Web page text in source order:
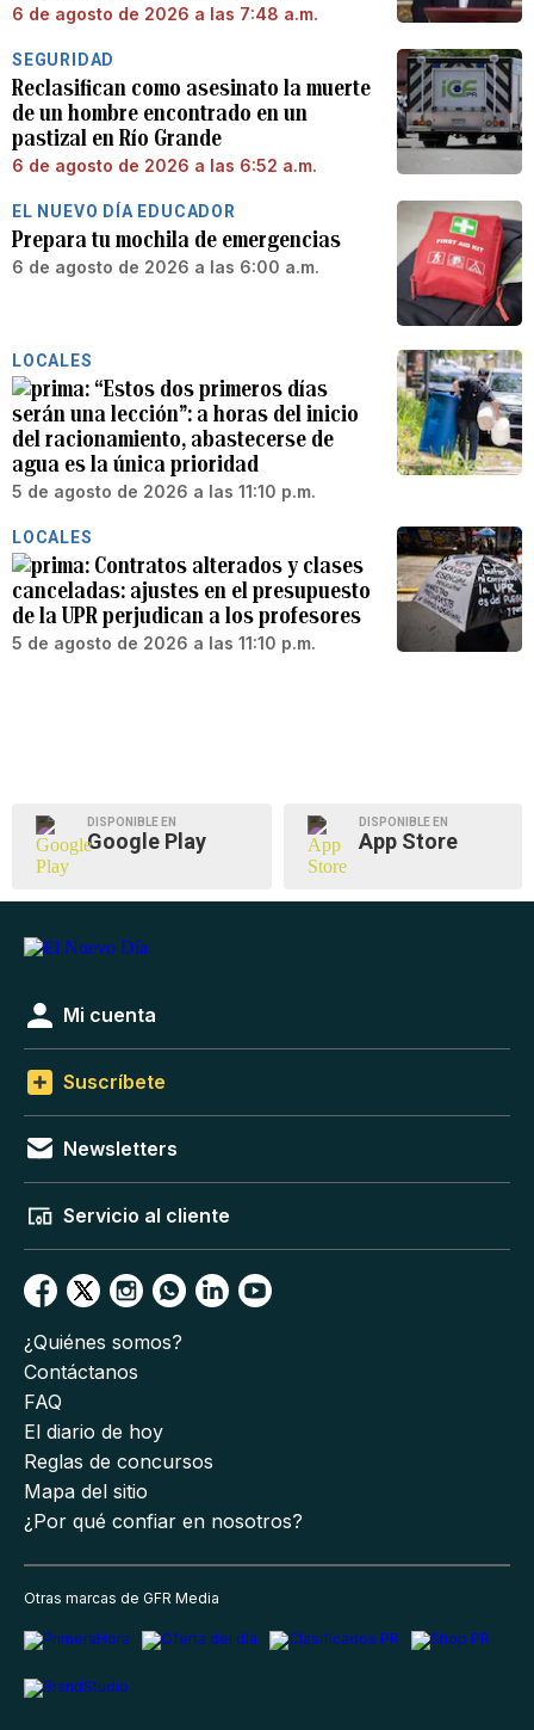
6 de agosto de 2026 a las 7:48 a.m.
SEGURIDAD
Reclasifican como asesinato la muerte
de un hombre encontrado en un
pastizal en Río Grande
6 de agosto de 2026 a las 6:52 a.m.
EL NUEVO DÍA EDUCADOR
Prepara tu mochila de emergencias
6 de agosto de 2026 a las 6:00 a.m.
LOCALES
“Estos dos primeros días
serán una lección”: a horas del inicio
del racionamiento, abastecerse de
agua es la única prioridad
5 de agosto de 2026 a las 11:10 p.m.
LOCALES
Contratos alterados y clases
canceladas: ajustes en el presupuesto
de la UPR perjudican a los profesores
5 de agosto de 2026 a las 11:10 p.m.
DISPONIBLE EN
Google Play
DISPONIBLE EN
App Store
Mi cuenta
Suscríbete
Newsletters
Servicio al cliente
¿Quiénes somos?
Contáctanos
FAQ
El diario de hoy
Reglas de concursos
Mapa del sitio
¿Por qué confiar en nosotros?
Otras marcas de GFR Media